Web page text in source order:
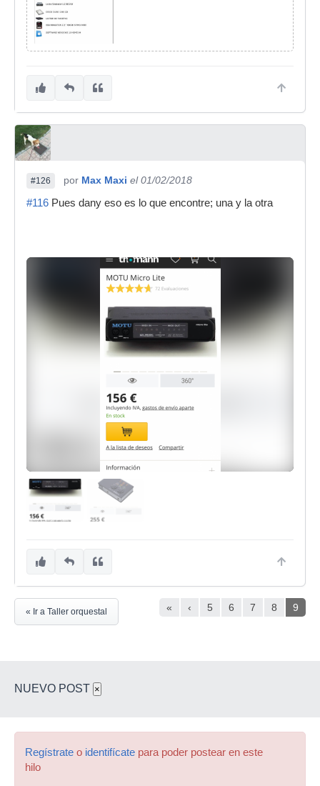
#126 por Max Maxi el 01/02/2018
#116 Pues dany eso es lo que encontre; una y la otra
« ‹ 5 6 7 8 9
« Ir a Taller orquestal
NUEVO POST ×
Regístrate o identifícate para poder postear en este
hilo